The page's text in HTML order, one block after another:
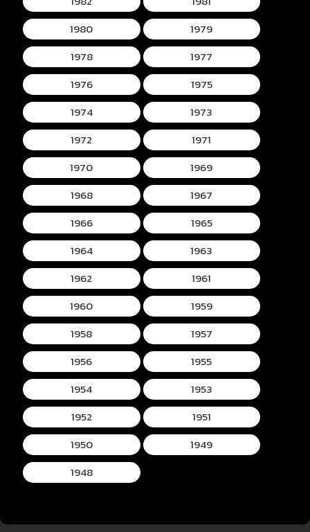
1980
1979
1978
1977
1976
1975
1974
1973
1972
1971
1970
1969
1968
1967
1966
1965
1964
1963
1962
1961
1960
1959
1958
1957
1956
1955
1954
1953
1952
1951
1950
1949
1948